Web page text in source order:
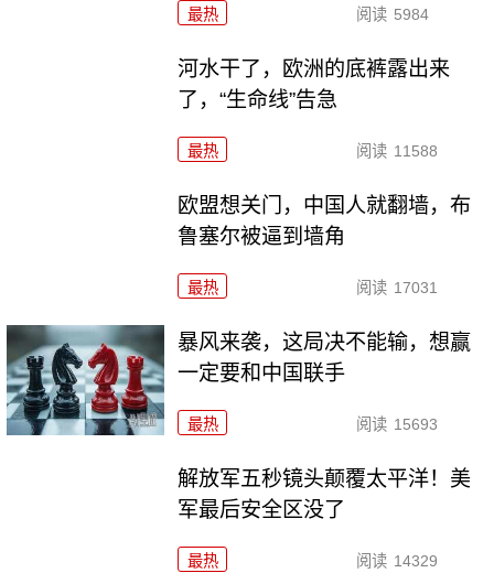
最热 阅读 5984
河水干了，欧洲的底裤露出来
了，“生命线”告急
最热 阅读 11588
欧盟想关门，中国人就翻墙，布
鲁塞尔被逼到墙角
最热 阅读 17031
暴风来袭，这局决不能输，想赢
一定要和中国联手
最热 阅读 15693
解放军五秒镜头颠覆太平洋！美
军最后安全区没了
最热 阅读 14329